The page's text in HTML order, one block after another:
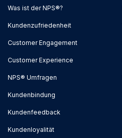
Was ist der NPS®?
Kundenzufriedenheit
Customer Engagement
Customer Experience
NPS® Umfragen
Kundenbindung
Kundenfeedback
Kundenloyalität